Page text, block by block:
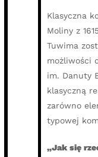
Klasyczna
Moliny z
Tuwima
możliwości
im. Danuty
klasyczną
zarówno
typowej
„Jak się